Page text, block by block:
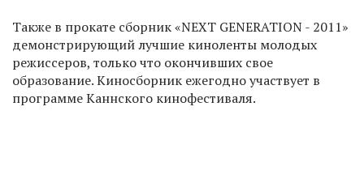
Также в прокате сборник «NEXT GENERATION - 2011»
демонстрирующий лучшие киноленты молодых
режиссеров, только что окончивших свое
образование. Киносборник ежегодно участвует в
программе Каннского кинофестиваля.